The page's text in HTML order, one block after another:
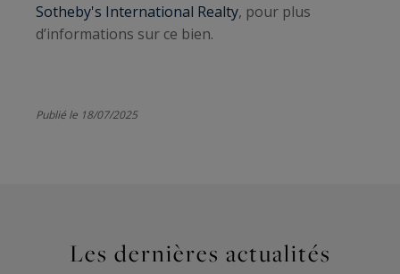
Sotheby's International Realty, pour plus
d’informations sur ce bien.
Publié le 18/07/2025
Les dernières actualités